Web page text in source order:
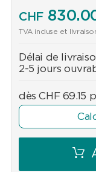
CHF
TVA incluse et
Délai de
2-5 jours
dèsCHF 69.15